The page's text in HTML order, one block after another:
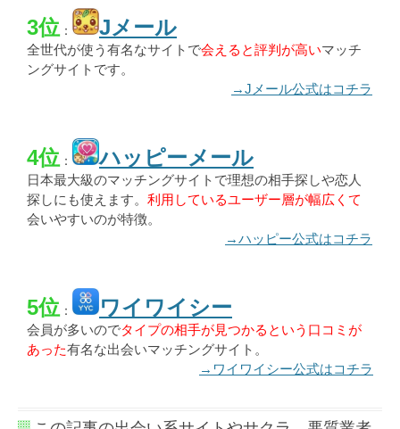
3位 ： Jメール
全世代が使う有名なサイトで会えると評判が高いマッチ
ングサイトです。
→Jメール公式はコチラ
4位 ： ハッピーメール
日本最大級のマッチングサイトで理想の相手探しや恋人
探しにも使えます。 利用しているユーザー層が幅広くて
会いやすいのが特徴。
→ハッピー公式はコチラ
5位 ： ワイワイシー
会員が多いのでタイプの相手が見つかるという口コミが
あった有名な出会いマッチングサイト。
→ワイワイシー公式はコチラ